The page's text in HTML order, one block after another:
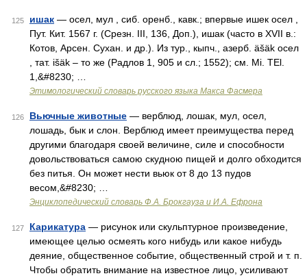
125 ишак — осел, мул , сиб. оренб., кавк.; впервые ишек осел ,
Пут. Кит. 1567 г. (Срезн. III, 136, Доп.), ишак (часто в XVII в.:
Котов, Арсен. Сухан. и др.). Из тур., кыпч., азерб. äšäk осел
, тат. išäk – то же (Радлов 1, 905 и сл.; 1552); см. Мi. ТЕl.
1,&#8230; …
Этимологический словарь русского языка Макса Фасмера
126 Вьючные животные — верблюд, лошак, мул, осел,
лошадь, бык и слон. Верблюд имеет преимущества перед
другими благодаря своей величине, силе и способности
довольствоваться самою скудною пищей и долго обходится
без питья. Он может нести вьюк от 8 до 13 пудов
весом,&#8230; …
Энциклопедический словарь Ф.А. Брокгауза и И.А. Ефрона
127 Карикатура — рисунок или скульптурное произведение,
имеющее целью осмеять кого нибудь или какое нибудь
деяние, общественное событие, общественный строй и т. п.
Чтобы обратить внимание на известное лицо, усиливают